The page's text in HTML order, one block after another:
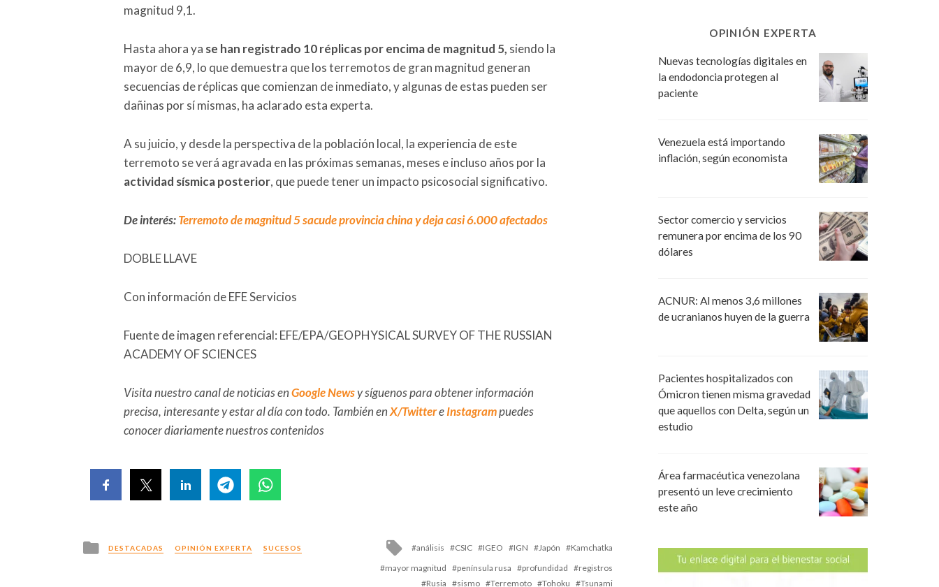
magnitud 9,1.
Hasta ahora ya se han registrado 10 réplicas por encima de magnitud 5, siendo la
mayor de 6,9, lo que demuestra que los terremotos de gran magnitud generan
secuencias de réplicas que comienzan de inmediato, y algunas de estas pueden ser
dañinas por sí mismas, ha aclarado esta experta.
A su juicio, y desde la perspectiva de la población local, la experiencia de este
terremoto se verá agravada en las próximas semanas, meses e incluso años por la
actividad sísmica posterior, que puede tener un impacto psicosocial significativo.
De interés:Terremoto de magnitud 5 sacude provincia china y deja casi 6.000 afectados
DOBLE LLAVE
Con información de EFE Servicios
Fuente de imagen referencial: EFE/EPA/GEOPHYSICAL SURVEY OF THE RUSSIAN
ACADEMY OF SCIENCES
Visita nuestro canal de noticias enGoogle Newsy síguenos para obtener información
precisa, interesante y estar al día con todo. También enX/TwittereInstagrampuedes
conocer diariamente nuestros contenidos
Posted
in
DESTACADAS OPINIÓN EXPERTA SUCESOS
Tagged
análisis CSIC IGEO IGN Japón
Kamchatka
mayor magnitud
península rusa profundidad
registros
Rusia
sismo Terremoto Tohoku Tsunami
OPINIÓN EXPERTA
Nuevas tecnologías digitales en
la endodoncia protegen al
paciente
Venezuela está importando
inflación, según economista
Sector comercio y servicios
remunera por encima de los 90
dólares
ACNUR: Al menos 3,6 millones
de ucranianos huyen de la guerra
Pacientes hospitalizados con
Ómicron tienen misma gravedad
que aquellos con Delta, según un
estudio
Área farmacéutica venezolana
presentó un leve crecimiento
este año